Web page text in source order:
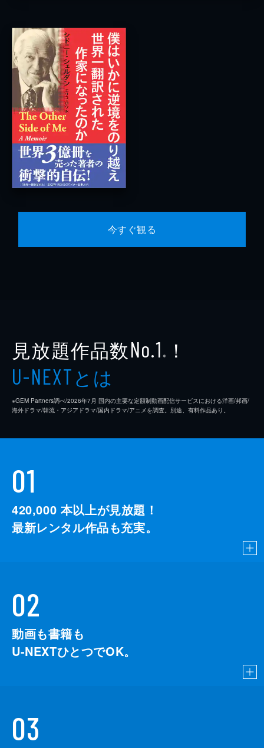
今すぐ観る
見放題作品数No.1 ※ ！
U-NEXTとは
※GEM Partners調べ/2026年7⽉ 国内の主要な定額制動画配信サービスにおける洋画/邦画/
海外ドラマ/韓流・アジアドラマ/国内ドラマ/アニメを調査。別途、有料作品あり。
01
420,000 本以上が見放題！
最新レンタル作品も充実。
02
動画も書籍も
U-NEXTひとつでOK。
03